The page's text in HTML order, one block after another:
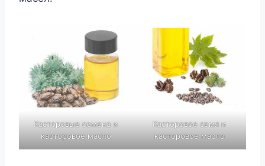
Касторовые семена и
касторовое масло
Касторовое семя и
касторовое масло